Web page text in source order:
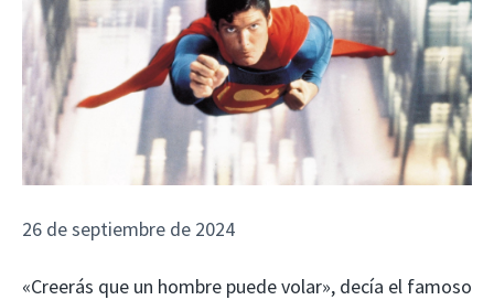
26 de septiembre de 2024
«Creerás que un hombre puede volar», decía el famoso